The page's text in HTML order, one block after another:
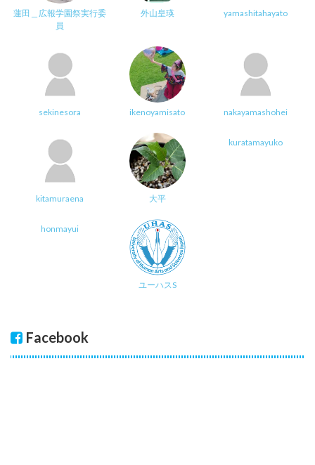
蓮田＿広報学園祭実行委
員
外山皇瑛 yamashitahayato
sekinesora ikenoyamisato nakayamashohei
kitamuraena 大平
kuratamayuko
honmayui
ユーハスS
Facebook